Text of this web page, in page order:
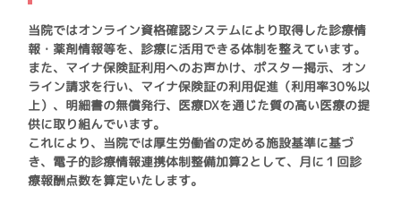
当院ではオンライン資格確認システムにより取得した診療情
報・薬剤情報等を、診療に活用できる体制を整えています。
また、マイナ保険証利用へのお声かけ、ポスター掲示、オン
ライン請求を行い、マイナ保険証の利用促進（利用率30％以
上）、明細書の無償発行、医療DXを通じた質の高い医療の提
供に取り組んでいます。
これにより、当院では厚生労働省の定める施設基準に基づ
き、電子的診療情報連携体制整備加算2として、月に１回診
療報酬点数を算定いたします。